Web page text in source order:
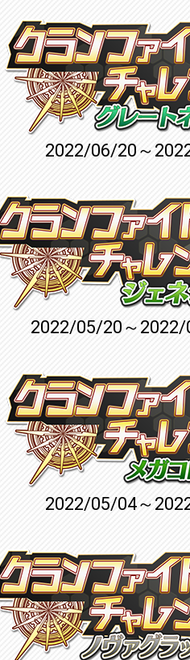
2022/06/20～
2022/05/20～
2022/05/04～